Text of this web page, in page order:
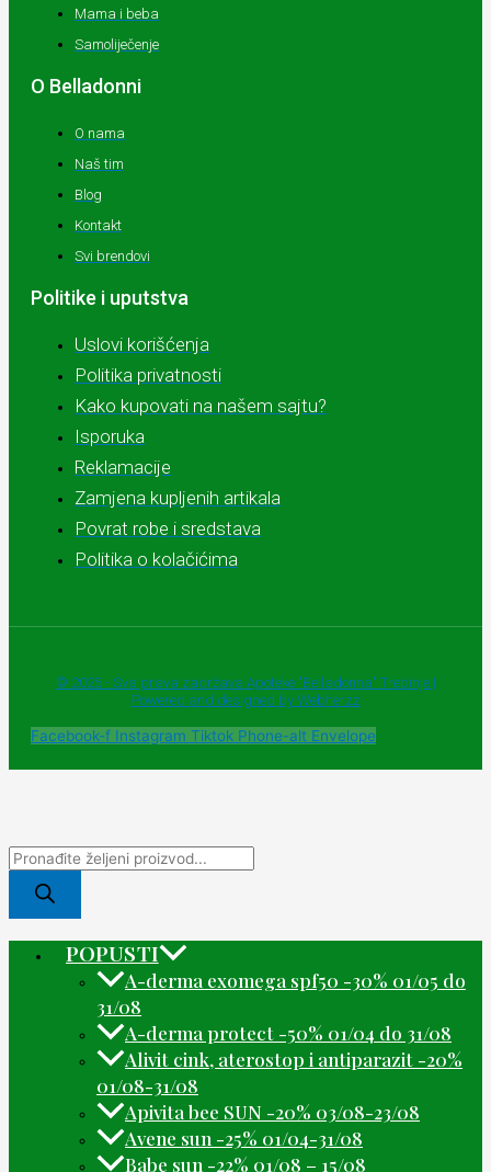
Mama i beba
Samoliječenje
O Belladonni
O nama
Naš tim
Blog
Kontakt
Svi brendovi
Politike i uputstva
Uslovi korišćenja
Politika privatnosti
Kako kupovati na našem sajtu?
Isporuka
Reklamacije
Zamjena kupljenih artikala
Povrat robe i sredstava
Politika o kolačićima
© 2025 - Sva prava zadržava Apoteke "Belladonna" Trebinje |
Powered and designed by Webherzz
Facebook-f Instagram Tiktok Phone-alt Envelope
POPUSTI
A-derma exomega spf50 -30% 01/05 do
31/08
A-derma protect -50% 01/04 do 31/08
Alivit cink, aterostop i antiparazit -20%
01/08-31/08
Apivita bee SUN -20% 03/08-23/08
Avene sun -25% 01/04-31/08
Babe sun -22% 01/08 – 15/08